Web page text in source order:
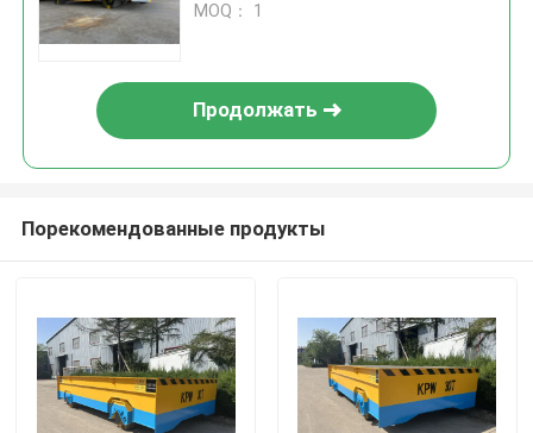
MOQ： 1
Продолжать
Порекомендованные продукты